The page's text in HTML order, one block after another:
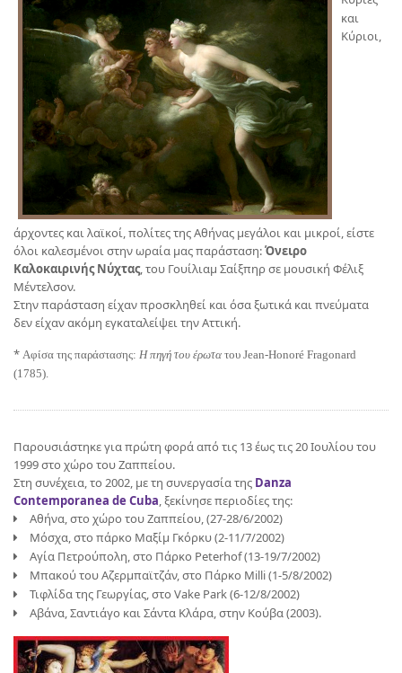
και
Κύριοι,
άρχοντες και λαϊκοί, πολίτες της Αθήνας μεγάλοι και μικροί, είστε
όλοι καλεσμένοι στην ωραία μας παράσταση:Όνειρο
Καλοκαιρινής Νύχτας, του Γουίλιαμ Σαίξπηρ σε μουσική Φέλιξ
Μέντελσον.
Στην παράσταση είχαν προσκληθεί και όσα ξωτικά και πνεύματα
δεν είχαν ακόμη εγκαταλείψει την Αττική.
* Αφίσα της παράστασης: Η πηγή του έρωτα του Jean-Honoré Fragonard
(1785).
Παρουσιάστηκε για πρώτη φορά από τις 13 έως τις 20 Ιουλίου του
1999 στο χώρο του Ζαππείου.
Στη συνέχεια, το 2002, με τη συνεργασία της Danza
Contemporanea de Cuba, ξεκίνησε περιοδίες της:
Αθήνα, στο χώρο του Ζαππείου, (27-28/6/2002)
Μόσχα, στο πάρκο Μαξίμ Γκόρκυ (2-11/7/2002)
Αγία Πετρούπολη, στο Πάρκο Peterhof (13-19/7/2002)
Μπακού του Αζερμπαϊτζάν, στο Πάρκο Milli (1-5/8/2002)
Τιφλίδα της Γεωργίας, στο Vake Park (6-12/8/2002)
Αβάνα, Σαντιάγο και Σάντα Κλάρα, στην Κούβα (2003).